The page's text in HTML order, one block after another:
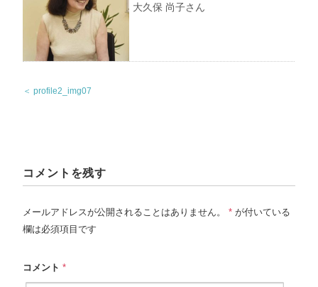
大久保 尚子さん
＜ profile2_img07
コメントを残す
メールアドレスが公開されることはありません。 * が付いている
欄は必須項目です
コメント*